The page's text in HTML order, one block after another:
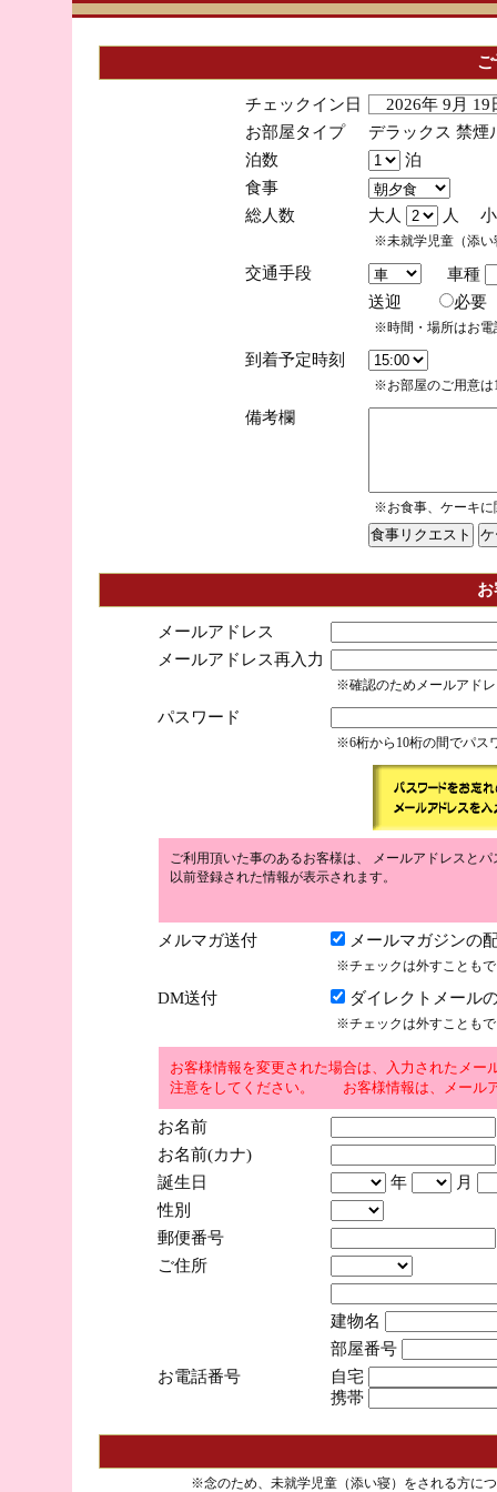
チェックイン日
2026年 9月
お部屋タイプ
デラックス 禁煙
泊数
泊
食事
総人数
大人 人 小
※未就学児童（添い
交通手段
車種
送迎
必
※時間・場所はお電
到着予定時刻
※お部屋のご用意は
備考欄
※お食事、ケーキに
メールアドレス
メールアドレス再入力
※確認のためメールアド
パスワード
※6桁から10桁の間でパス
ご利用頂いた事のあるお客様は、 メールアドレスと
以前登録された情報が表示されます。
メルマガ送付 メールマガジンの
※チェックは外すことも
DM送付 ダイレクトメール
※チェックは外すことも
お客様情報を変更された場合は、入力されたメ
注意をしてください。 お客様情報は、メール
お名前
お名前(カナ)
誕生日
年
月
性別
郵便番号
ご住所
建物名
部屋番号
お電話番号
自宅
携帯
※念のため、未就学児童（添い寝）をされる方に